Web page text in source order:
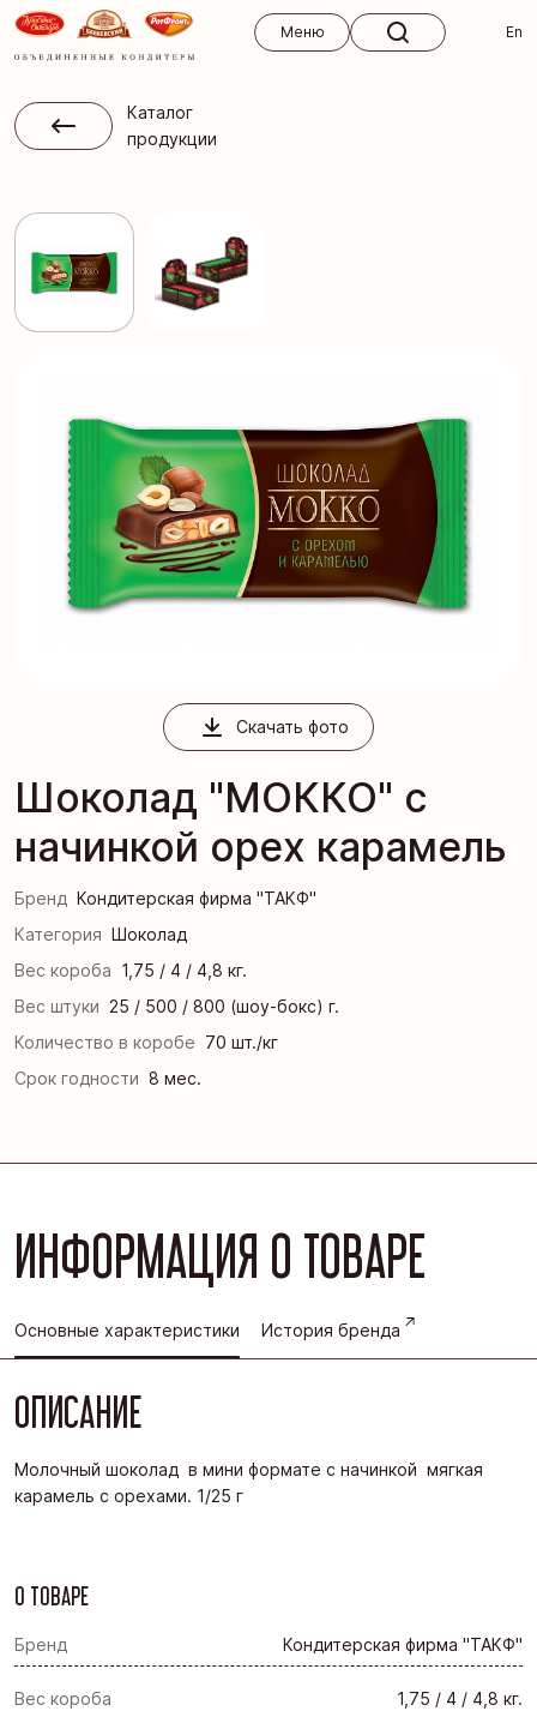
Меню
En
Каталог
продукции
Скачать фото
Шоколад "МОККО" с
начинкой орех карамель
Бренд Кондитерская фирма "ТАКФ"
Категория Шоколад
Вес короба 1,75 / 4 / 4,8 кг.
Вес штуки 25 / 500 / 800 (шоу-бокс) г.
Количество в коробе 70 шт./кг
Срок годности 8 мес.
ИНФОРМАЦИЯ О ТОВАРЕ
Основные характеристики История бренда
ОПИСАНИЕ
Молочный шоколад в мини формате с начинкой мягкая
карамель с орехами. 1/25 г
О ТОВАРЕ
Бренд Кондитерская фирма "ТАКФ"
Вес короба 1,75 / 4 / 4,8 кг.